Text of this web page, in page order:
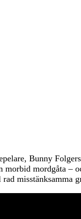
Bunny
mordgåta